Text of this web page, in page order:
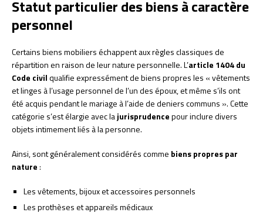
Statut particulier des biens à caractère
personnel
Certains biens mobiliers échappent aux règles classiques de
répartition en raison de leur nature personnelle. L’article 1404 du
Code civilqualifie expressément de biens propres les « vêtements
et linges à l’usage personnel de l’un des époux, et même s’ils ont
été acquis pendant le mariage à l’aide de deniers communs ». Cette
catégorie s’est élargie avec lajurisprudencepour inclure divers
objets intimement liés à la personne.
Ainsi, sont généralement considérés comme biens propres par
nature:
Les vêtements, bijoux et accessoires personnels
Les prothèses et appareils médicaux